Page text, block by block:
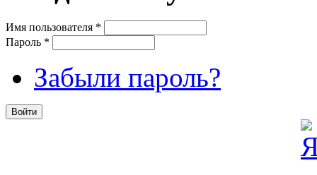
Имя пользователя *
Пароль *
Забыли пароль?